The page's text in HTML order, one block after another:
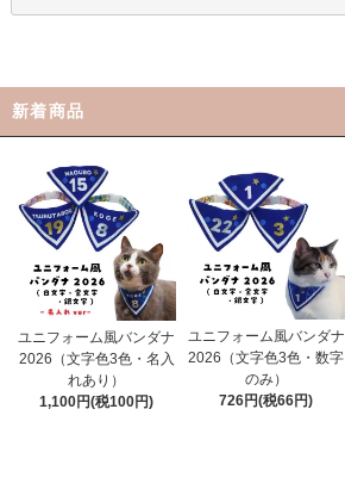
新着商品
ユニフォーム風バンダナ
2026（文字色3色・名入
れあり）
1,100円(税100円)
ユニフォーム風バンダナ
2026（文字色3色・数字
のみ）
726円(税66円)